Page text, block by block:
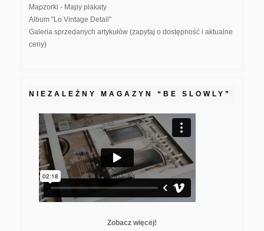
Mapzorki - Mapy plakaty
Album "Lo Vintage Detail"
Galeria sprzedanych artykułów (zapytaj o dostępność i aktualne
ceny)
NIEZALEŻNY MAGAZYN “BE SLOWLY”
Zobacz więcej!